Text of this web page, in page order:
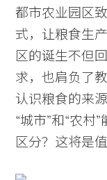
都市农业园区
式，让粮食生
区的诞生不但
求，也肩负了
认识粮食的来
“城市”和“农村
区分？这将是